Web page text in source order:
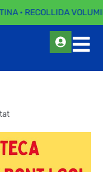
· RECOLLIDA